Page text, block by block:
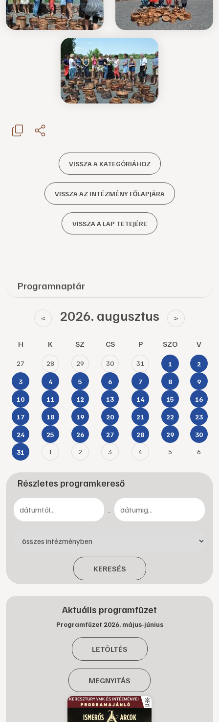
VISSZA A KATEGÓRIÁHOZ
VISSZA AZ INTÉZMÉNY FŐLAPJÁRA
VISSZA A LAP TETEJÉRE
Programnaptár
< 2026. augusztus >
H K SZ CS P SZO V
27 28 29 30 31 1 2
3 4 5 6 7 8 9
10 11 12 13 14 15 16
17 18 19 20 21 22 23
24 25 26 27 28 29 30
31 1 2 3 4 5 6
Részletes programkereső
-
KERESÉS
Aktuális programfüzet
Programfüzet 2026. május-június
LETÖLTÉS
MEGNYITÁS